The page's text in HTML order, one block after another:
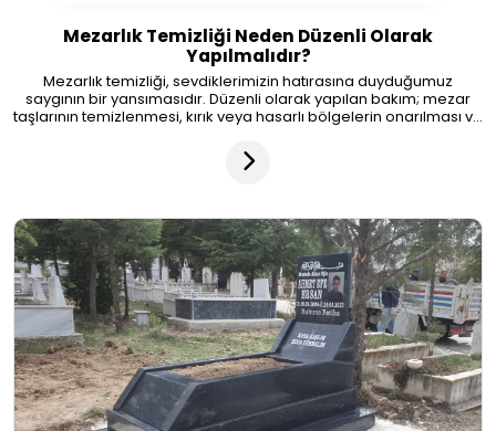
Mezarlık Temizliği Neden Düzenli Olarak
Yapılmalıdır?
Mezarlık temizliği, sevdiklerimizin hatırasına duyduğumuz
saygının bir yansımasıdır. Düzenli olarak yapılan bakım; mezar
taşlarının temizlenmesi, kırık veya hasarlı bölgelerin onarılması ve
şehir dışında yaşayan veya mezarlığa sık sık gidemeyen kişiler
için büyük kolaylık sağlar. Eskişehir’de profesyonel ekipler